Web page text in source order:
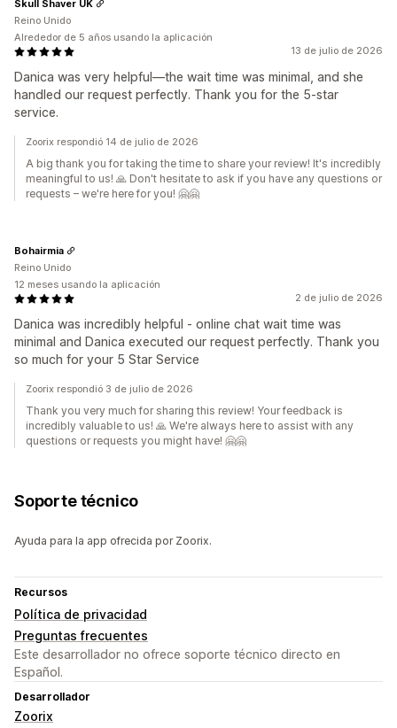
13 de julio de 2026
Danica was very helpful—the wait time was minimal, and she
handled our request perfectly. Thank you for the 5‑star
service.
Skull Shaver UK
Reino Unido
Alrededor de 5 años usando la aplicación
Zoorix respondió 14 de julio de 2026
A big thank you for taking the time to share your review! It's incredibly
meaningful to us! 🙏 Don't hesitate to ask if you have any questions or
requests – we're here for you! 🤗🤗
2 de julio de 2026
Danica was incredibly helpful - online chat wait time was
minimal and Danica executed our request perfectly. Thank you
so much for your 5 Star Service
Bohairmia
Reino Unido
12 meses usando la aplicación
Zoorix respondió 3 de julio de 2026
Thank you very much for sharing this review! Your feedback is
incredibly valuable to us! 🙏 We're always here to assist with any
questions or requests you might have! 🤗🤗
Soporte técnico
Ayuda para la app ofrecida por Zoorix.
Recursos
Política de privacidad
Preguntas frecuentes
Este desarrollador no ofrece soporte técnico directo en
Español.
Desarrollador
Zoorix